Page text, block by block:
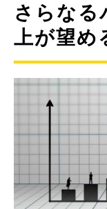
さらなる
上が望め